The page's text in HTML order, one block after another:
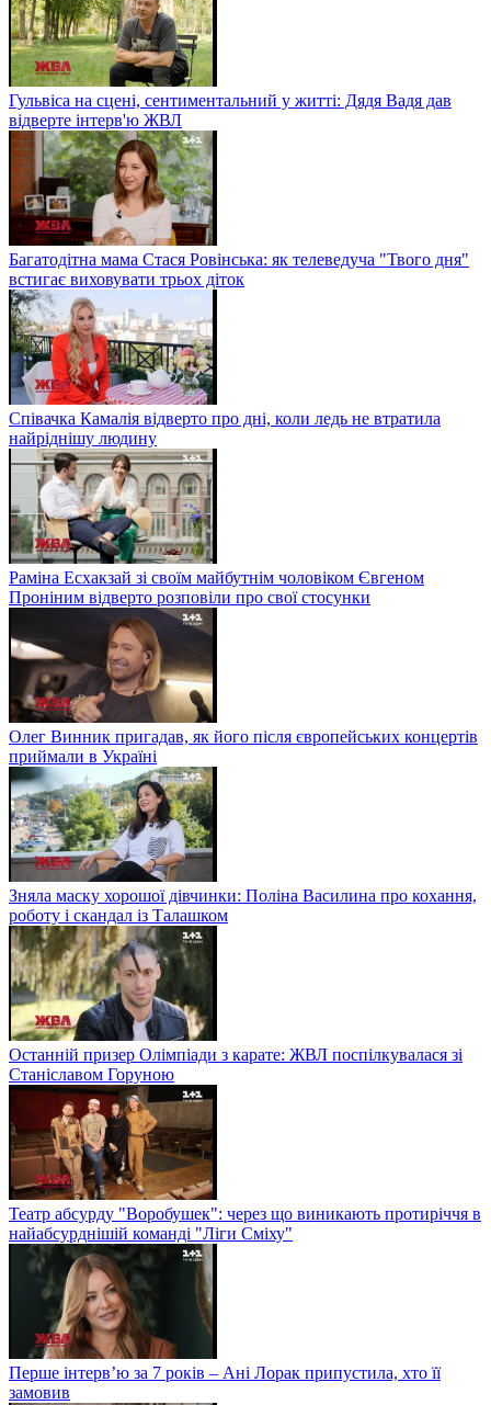
Гульвіса на сцені, сентиментальний у житті: Дядя Вадя дав
відверте інтерв'ю ЖВЛ
Багатодітна мама Стася Ровінська: як телеведуча "Твого дня"
встигає виховувати трьох діток
Співачка Камалія відверто про дні, коли ледь не втратила
найріднішу людину
Раміна Есхакзай зі своїм майбутнім чоловіком Євгеном
Проніним відверто розповіли про свої стосунки
Олег Винник пригадав, як його після європейських концертів
приймали в Україні
Зняла маску хорошої дівчинки: Поліна Василина про кохання,
роботу і скандал із Талашком
Останній призер Олімпіади з карате: ЖВЛ поспілкувалася зі
Станіславом Горуною
Театр абсурду "Воробушек": через що виникають протиріччя в
найабсурднішій команді "Ліги Сміху"
Перше інтерв’ю за 7 років – Ані Лорак припустила, хто її
замовив